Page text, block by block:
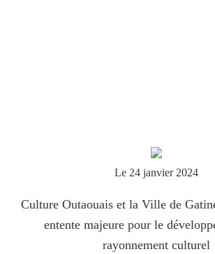
Le 24 janvier 2024
Culture Outaouais et la Ville de
entente majeure pour le
rayonnement culturel